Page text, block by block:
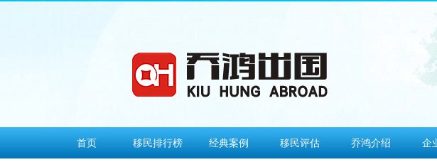
首页 移民排行榜 经典案例 移民评估 乔鸿介绍 企